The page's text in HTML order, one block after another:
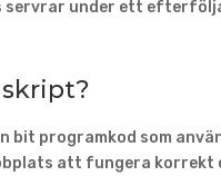
servrar under ett
skript?
bit programkod som
att fungera korrekt